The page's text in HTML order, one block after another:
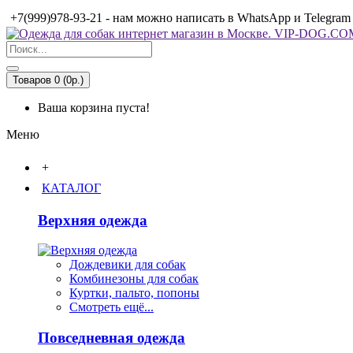
+7(999)978-93-21 - нам можно написать в WhatsApp и Telegram
Товаров 0 (0р.)
Ваша корзина пуста!
Меню
+
КАТАЛОГ
Верхняя одежда
Дождевики для собак
Комбинезоны для собак
Куртки, пальто, попоны
Смотреть ещё...
Повседневная одежда